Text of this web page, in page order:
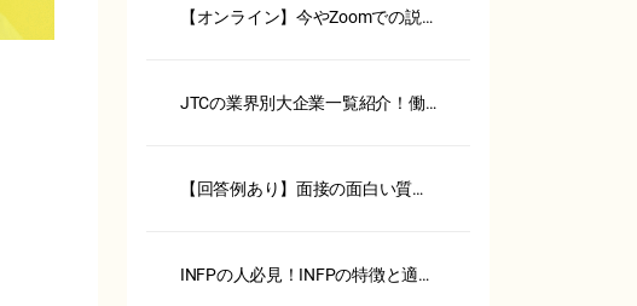
【オンライン】今やZoomでの説
JTCの業界別大企業一覧紹介！働
【回答例あり】面接の面白い質問
INFPの人必見！INFPの特徴と適職